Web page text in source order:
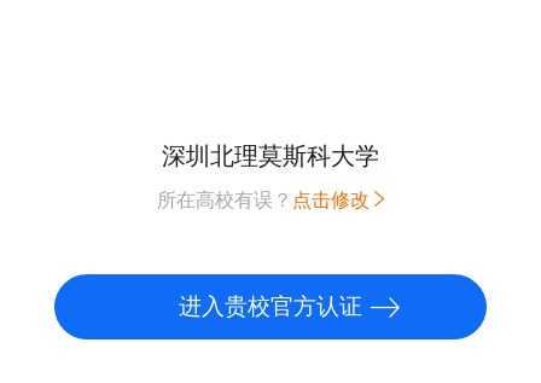
深圳北理莫斯科大学
所在高校有误？ 点击修改
进入贵校官方认证